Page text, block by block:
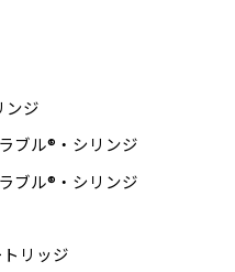
ンジ
ブル®・シリンジ
ブル®・シリンジ
リッジ